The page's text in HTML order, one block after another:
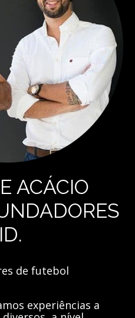
ACÁCIO
de futebol
experiências a